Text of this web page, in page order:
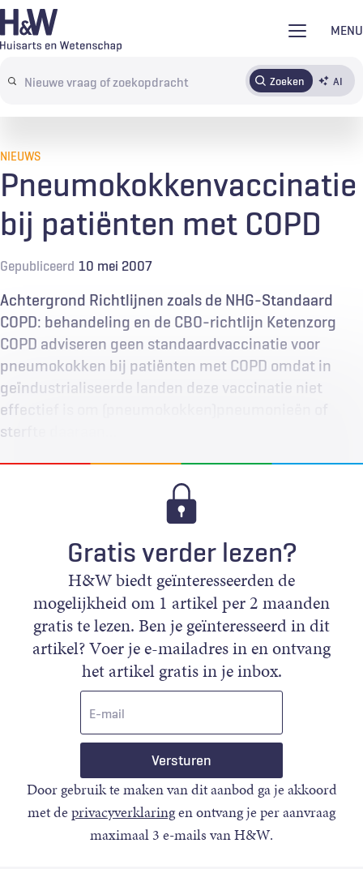
Overslaan
en
de
MENU
Search
terms
Zoeken AI
AbonnerenTijdschrift Inloggen
NIEUWS
Pneumokokkenvaccinatie
bij patiënten met COPD
Gepubliceerd 10 mei 2007
Achtergrond Richtlijnen zoals de NHG-Standaard
COPD: behandeling en de CBO-richtlijn Ketenzorg
COPD adviseren geen standaardvaccinatie voor
pneumokokken bij patiënten met COPD omdat in
geïndustrialiseerde landen deze vaccinatie niet
effectief is om (pneumokokken)pneumonieën of
sterfte daaraan…
Gratis verder lezen?
H&W biedt geïnteresseerden de
mogelijkheid om 1 artikel per 2 maanden
gratis te lezen. Ben je geïnteresseerd in dit
artikel? Voer je e-mailadres in en ontvang
het artikel gratis in je inbox.
Door gebruik te maken van dit aanbod ga je akkoord
met deprivacyverklaringen ontvang je per aanvraag
maximaal 3 e-mails van H&W.